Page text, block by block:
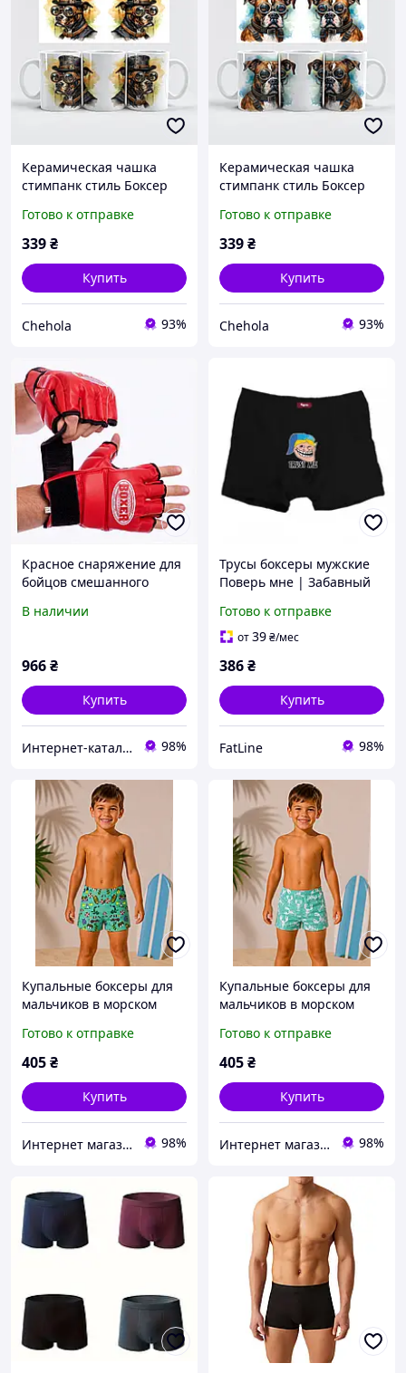
Керамическая чашка
стимпанк стиль Боксер
Готово к отправке
339₴
Купить
Chehola 93%
Керамическая чашка
стимпанк стиль Боксер
Готово к отправке
339₴
Купить
Chehola 93%
Красное снаряжение для
бойцов смешанного
В наличии
966₴
Купить
Интер​нет-ка​т​ал​​ог ски​​д​ок "МОДНИК" 98%
Трусы боксеры мужские
Поверь мне | Забавный
фэнтези
Готово к отправке
от39₴/мес
386₴
Купить
FatLine 98%
Купальные боксеры для
мальчиков в морском
Готово к отправке
405₴
Купить
Интернет магазин "Orange" 98%
Купальные боксеры для
мальчиков в морском
Готово к отправке
405₴
Купить
Интернет магазин "Orange" 98%